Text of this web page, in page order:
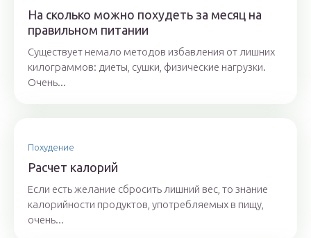
На сколько можно похудеть за месяц на
правильном питании
Существует немало методов избавления от лишних
килограммов: диеты, сушки, физические нагрузки.
Очень...
Похудение
Расчет калорий
Если есть желание сбросить лишний вес, то знание
калорийности продуктов, употребляемых в пищу,
очень...